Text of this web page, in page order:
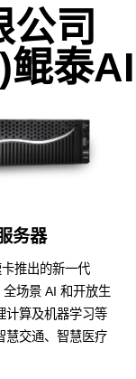
公司
鲲泰AI
务器
推出的新一代
场景 AI 和开放生
计算及机器学习等
慧交通、智慧医疗